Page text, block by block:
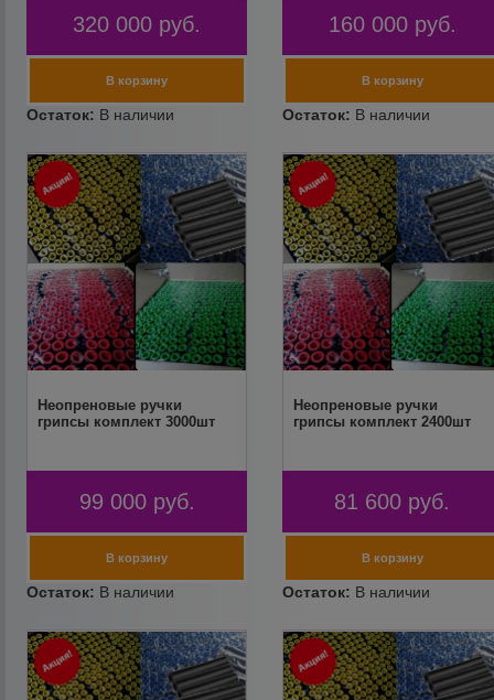
320 000 руб. 160 000 руб.
Неопреновые ручки
грипсы комплект 3000шт
99 000 руб.
Неопреновые ручки
грипсы комплект 2400шт
81 600 руб.